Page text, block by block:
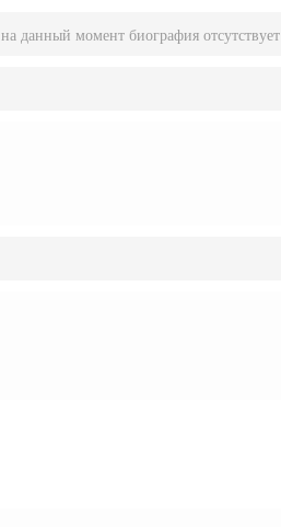
на данный момент биография отсутствует